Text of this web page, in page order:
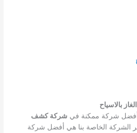
بالاسياح
أفضل شركة ممكنة في شركة كشف
الشركة الخاصة بنا هي أفضل شركة